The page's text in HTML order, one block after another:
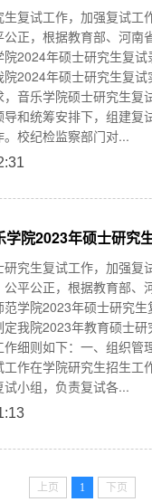
复试工作，加强复试工
正，根据教育部、河南
2024年硕士研究生复
2024年硕士研究生复
音乐学院硕士研究生复
和统筹安排下，组建复
校纪检监察部门对...
学院2023年硕士研究
究生复试工作，加强复
平公正，根据教育部、
学院2023年硕士研究生
我院2023年教育硕士
细则如下：一、组织管
作在学院研究生招生工
小组，负责复试各...
上页 1 下页